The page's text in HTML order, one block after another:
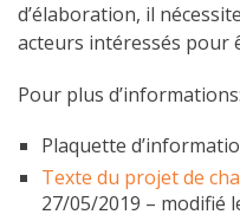
d’élaboration, il
acteurs intéressés pour
Pour plus d’informations:
Plaquette
Texte du projet de
27/05/2019 – modifié